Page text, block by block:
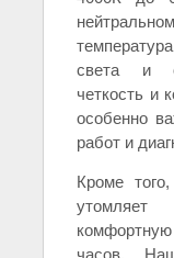
света и
четкость и
особенно
работ и
Кроме
часов.